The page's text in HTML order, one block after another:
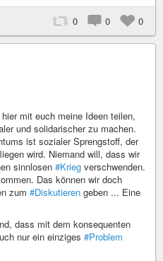
0 0 0
mit euch meine Ideen teilen,
und solidarischer zu machen.
ist sozialer Sprengstoff, der
wird. Niemand will, dass wir
sinnlosen #Krieg verschwenden.
Das können wir doch
zum #Diskutieren geben ... Eine
dass mit dem konsequenten
nur ein einziges #Problem